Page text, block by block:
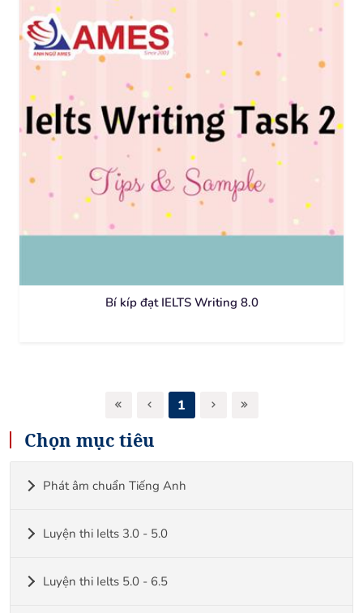
Bí kíp đạt IELTS Writing 8.0
1
Chọn mục tiêu
Phát âm chuẩn Tiếng Anh
Luyện thi Ielts 3.0 - 5.0
Luyện thi Ielts 5.0 - 6.5